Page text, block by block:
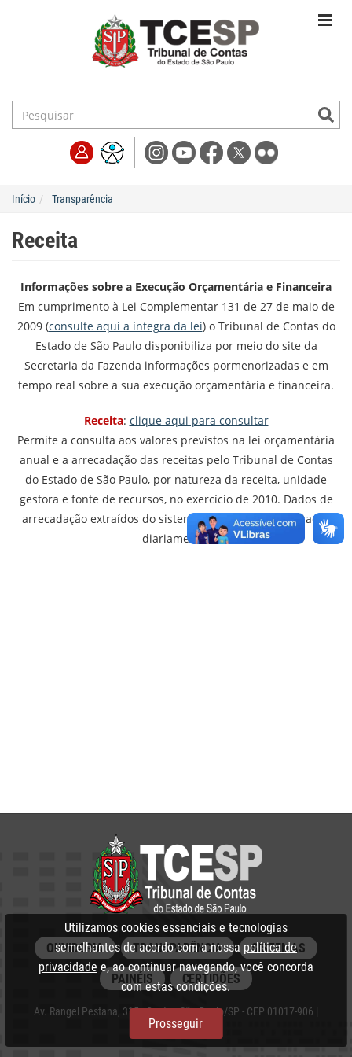
Início Transparência
Receita
Informações sobre a Execução Orçamentária e Financeira
Em cumprimento à Lei Complementar 131 de 27 de maio de
2009 (consulte aqui a íntegra da lei) o Tribunal de Contas do
Estado de São Paulo disponibiliza por meio do site da
Secretaria da Fazenda informações pormenorizadas e em
tempo real sobre a sua execução orçamentária e financeira.
Receita: clique aqui para consultar
Permite a consulta aos valores previstos na lei orçamentária
anual e a arrecadação das receitas pelo Tribunal de Contas
do Estado de São Paulo, por natureza da receita, unidade
gestora e fonte de recursos, no exercício de 2010. Dados de
arrecadação extraídos do sistema SIAFEM/SP e atualizados
diariamente.
OUVIDORIA TRANSPARÊNCIA SISTEMAS
PAINÉIS CERTIDÕES
Av. Rangel Pestana, 315 - Centro, São Paulo/SP - CEP 01017-906 |
PABX: 3292‑3266
Utilizamos cookies essenciais e tecnologias
semelhantes de acordo com a nossa política de
privacidade e, ao continuar navegando, você concorda
com estas condições.
Prosseguir